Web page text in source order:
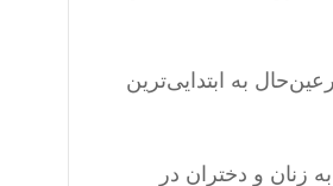
به ابتدایی‌ترین
زنان و دختران در